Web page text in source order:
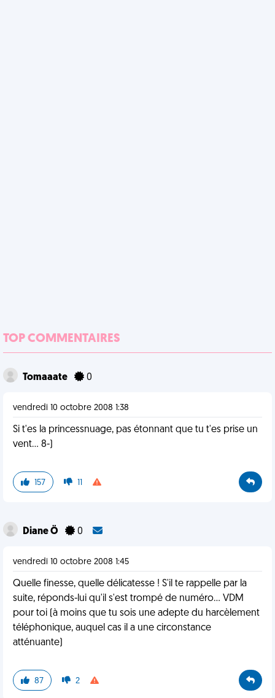
TOP COMMENTAIRES
Tomaaate 0
vendredi 10 octobre 2008 1:38
Si t'es la princessnuage, pas étonnant que tu t'es prise un
vent... 8-)
157 11
Diane Ö 0
vendredi 10 octobre 2008 1:45
Quelle finesse, quelle délicatesse ! S'il te rappelle par la
suite, réponds-lui qu'il s'est trompé de numéro… VDM
pour toi (à moins que tu sois une adepte du harcèlement
téléphonique, auquel cas il a une circonstance
atténuante)
87 2